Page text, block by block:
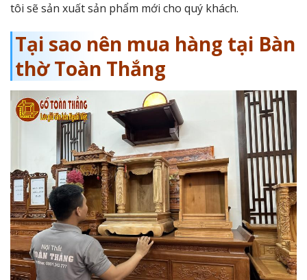
tôi sẽ sản xuất sản phẩm mới cho quý khách.
Tại sao nên mua hàng tại Bàn
thờ Toàn Thắng